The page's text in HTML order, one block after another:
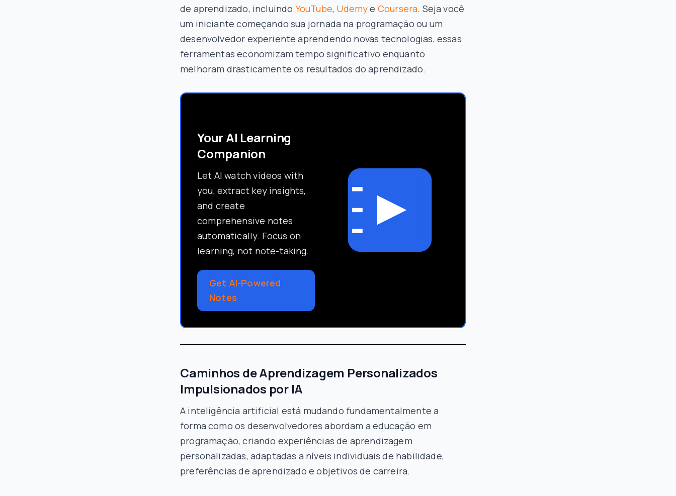
de aprendizado, incluindo YouTube, Udemye Coursera. Seja você
um iniciante começando sua jornada na programação ou um
desenvolvedor experiente aprendendo novas tecnologias, essas
ferramentas economizam tempo significativo enquanto
melhoram drasticamente os resultados do aprendizado.
Your AI Learning
Companion
Let AI watch videos with
you, extract key insights,
and create
comprehensive notes
automatically. Focus on
learning, not note-taking.
Get AI-Powered
Notes
Caminhos de Aprendizagem Personalizados
Impulsionados por IA
A inteligência artificial está mudando fundamentalmente a
forma como os desenvolvedores abordam a educação em
programação, criando experiências de aprendizagem
personalizadas, adaptadas a níveis individuais de habilidade,
preferências de aprendizado e objetivos de carreira.